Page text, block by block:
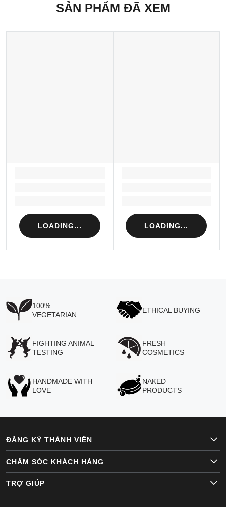
SẢN PHẨM ĐÃ XEM
LOADING... LOADING...
100%
VEGETARIAN
ETHICAL BUYING
FIGHTING ANIMAL
TESTING
FRESH
COSMETICS
HANDMADE WITH
LOVE
NAKED
PRODUCTS
ĐĂNG KÝ THÀNH VIÊN
CHĂM SÓC KHÁCH HÀNG
TRỢ GIÚP